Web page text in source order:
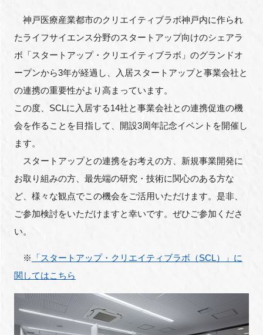
FAQ
イベントお知らせメール登録
閉じる
神戸医療産業都市のクリエイティブラボ神戸内に作られ
たライフサイエンス分野のスタートアップ向けのシェアラ
ボ「スタートアップ・クリエイティブラボ」のグランドオ
ープンから3年が経過し、入居スタートアップと事業会社と
の連携の重要性がより高まっています。
この度、SCLに入居する14社と事業会社との連携促進の機
会を作ることを目指して、開設3周年記念イベントを開催し
ます。
スタートアップとの連携をお考えの方、新規事業開発に
お取り組みの方、最先端の研究・技術に関心のある方な
ど、様々な観点でこの機会をご活用いただけます。是非、
ご参加検討をいただけますと幸いです。ぜひご参加くださ
い。
※
「スタートアップ・クリエイティブラボ（SCL）」に
関してはこちら